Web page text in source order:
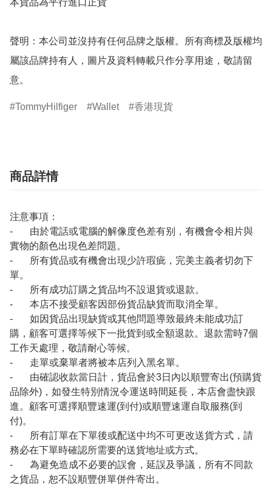
本貨品為平行進口正貨
聲明：本公司並沒持有任何品牌之版權。所有商標及版權均
屬該品牌持有人，圖片及資料轉載只作分享用途，敬請留
意。
TommyHilfiger Wallet 香港現貨
商品詳情
注意事項：
- 由於電話或電腦的解像度色差有别，有機會令相片與
實物的顏色出現色差問題。
- 所有貨品或有機會出現少許瑕疵，完美主義者切勿下
單。
- 所有成功訂購之貨品均不設退貨或退款。
- 本店不接受顧客因部份貨品缺貨而取消全單。
- 如因貨品出現缺貨或其他問題導致最終未能成功訂
購，顧客可選擇等候下一批貨到或全額退款。退款需時7個
工作天處理，敬請耐心等候。
- 走單或棄單者將被本店列入黑名單。
- 由確認收款當日計，貨品會於3日內以順豐寄出(預購貨
品除外)，如發生特別情況令運送時間延長，本店會盡快跟
進。顧客可選擇順豐速運(到付)或順豐速運自取服務(到
付)。
- 所有訂單在下單後或配送中均不可更改送貨方式，請
務必在下單時確認所需要的送貨地址或方式。
- 為避免造成不必要的誤會，延誤及爭議，所有不同款
之貨品，恕不設順豐併單併件寄出。